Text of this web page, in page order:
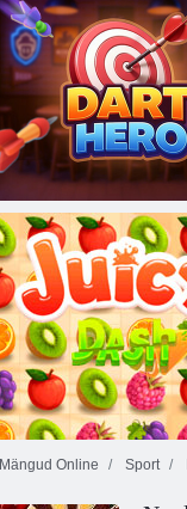
Noolekangelane
Mängud Online Sport